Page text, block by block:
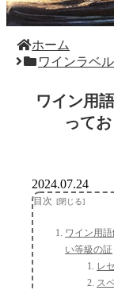
ホーム
ワインラベル
ワイン用
って
2024.07.24
目次
ワイン用
い等級の証
レ
ス